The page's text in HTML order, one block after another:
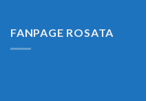
FANPAGE ROSATA